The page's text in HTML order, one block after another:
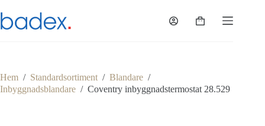
till
innehåll
Varukorg
Hem / Standardsortiment / Blandare /
Inbyggnadsblandare / Coventry inbyggnadstermostat 28.529